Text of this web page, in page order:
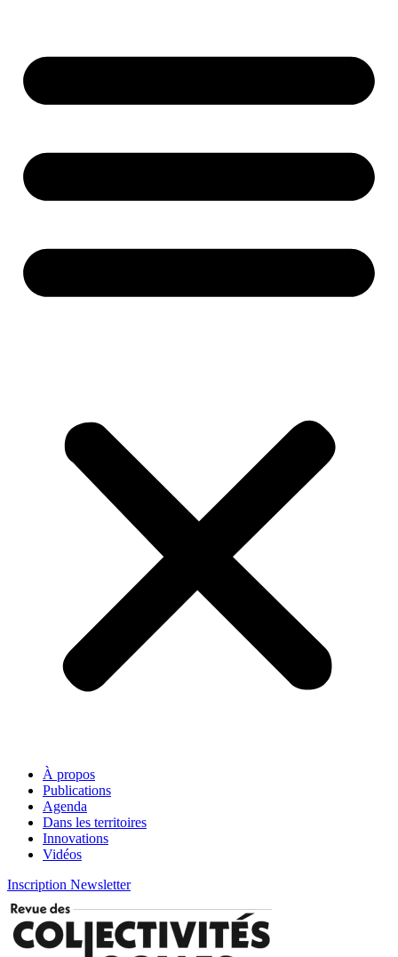
À propos
Publications
Agenda
Dans les territoires
Innovations
Vidéos
Inscription Newsletter